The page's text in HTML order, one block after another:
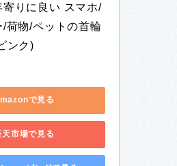
寄りに良い スマホ/
/荷物/ペットの首輪
ンク)
で見る
天市場で見る